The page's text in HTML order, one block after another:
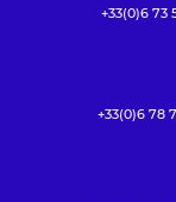
+33(0)6 73
+33(0)6 78